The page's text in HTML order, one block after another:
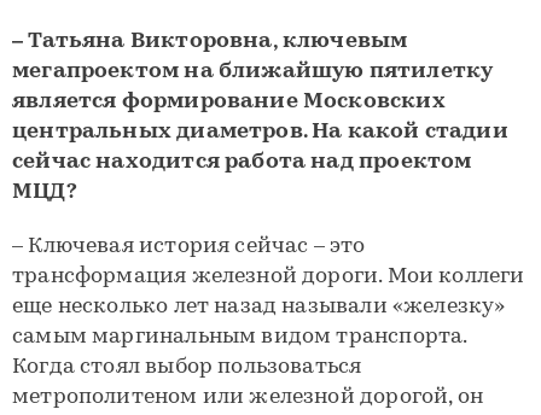
– Татьяна Викторовна, ключевым
мегапроектом на ближайшую пятилетку
является формирование Московских
центральных диаметров. На какой стадии
сейчас находится работа над проектом
МЦД?
– Ключевая история сейчас – это
трансформация железной дороги. Мои коллеги
еще несколько лет назад называли «железку»
самым маргинальным видом транспорта.
Когда стоял выбор пользоваться
метрополитеном или железной дорогой, он